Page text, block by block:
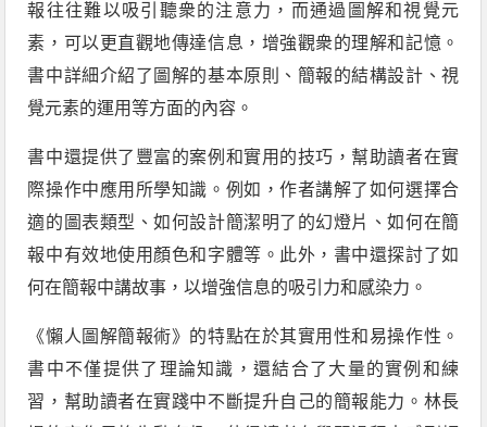
報往往難以吸引聽衆的注意力，而通過圖解和視覺元
素，可以更直觀地傳達信息，增強觀衆的理解和記憶。
書中詳細介紹了圖解的基本原則、簡報的結構設計、視
覺元素的運用等方面的內容。
書中還提供了豐富的案例和實用的技巧，幫助讀者在實
際操作中應用所學知識。例如，作者講解了如何選擇合
適的圖表類型、如何設計簡潔明了的幻燈片、如何在簡
報中有效地使用顏色和字體等。此外，書中還探討了如
何在簡報中講故事，以增強信息的吸引力和感染力。
《懶人圖解簡報術》的特點在於其實用性和易操作性。
書中不僅提供了理論知識，還結合了大量的實例和練
習，幫助讀者在實踐中不斷提升自己的簡報能力。林長